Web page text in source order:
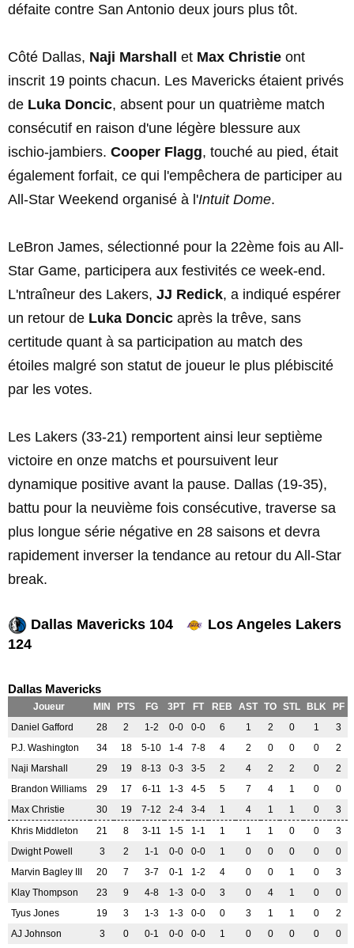
défaite contre San Antonio deux jours plus tôt.
Côté Dallas, Naji Marshall et Max Christie ont
inscrit 19 points chacun. Les Mavericks étaient privés
de Luka Doncic, absent pour un quatrième match
consécutif en raison d'une légère blessure aux
ischio-jambiers. Cooper Flagg, touché au pied, était
également forfait, ce qui l'empêchera de participer au
All-Star Weekend organisé à l'Intuit Dome.
LeBron James, sélectionné pour la 22ème fois au All-
Star Game, participera aux festivités ce week-end.
L'ntraîneur des Lakers, JJ Redick, a indiqué espérer
un retour de Luka Doncic après la trêve, sans
certitude quant à sa participation au match des
étoiles malgré son statut de joueur le plus plébiscité
par les votes.
Les Lakers (33-21) remportent ainsi leur septième
victoire en onze matchs et poursuivent leur
dynamique positive avant la pause. Dallas (19-35),
battu pour la neuvième fois consécutive, traverse sa
plus longue série négative en 28 saisons et devra
rapidement inverser la tendance au retour du All-Star
break.
Dallas Mavericks 104
Los Angeles Lakers
124
Dallas Mavericks
Joueur MIN PTS FG 3PT FT REB AST TO STL BLK
PF
Daniel Gafford
28 2 1-2 0-0 0-0 6 1 2 0 1
3
P.J. Washington
34 18 5-10 1-4 7-8 4 2 0 0 0
2
Naji Marshall
29 19 8-13 0-3 3-5 2 4 2 2 0
2
Brandon Williams
29 17 6-11 1-3 4-5 5 7 4 1 0
0
Max Christie
30 19 7-12 2-4 3-4 1 4 1 1 0
3
Khris Middleton
21 8 3-11 1-5 1-1 1 1 1 0 0
3
Dwight Powell
3 2 1-1 0-0 0-0 1 0 0 0 0
0
Marvin Bagley III
20 7 3-7 0-1 1-2 4 0 0 1 0
3
Klay Thompson
23 9 4-8 1-3 0-0 3 0 4 1 0
0
Tyus Jones
19 3 1-3 1-3 0-0 0 3 1 1 0
2
AJ Johnson
3 0 0-1 0-0 0-0 1 0 0 0 0
0